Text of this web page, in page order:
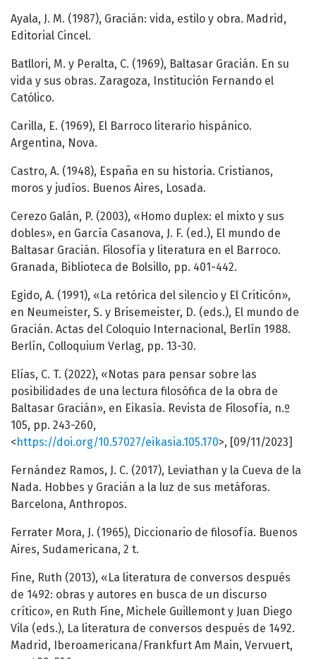
Ayala, J. M. (1987), Gracián: vida, estilo y obra. Madrid,
Editorial Cincel.
Batllori, M. y Peralta, C. (1969), Baltasar Gracián. En su
vida y sus obras. Zaragoza, Institución Fernando el
Católico.
Carilla, E. (1969), El Barroco literario hispánico.
Argentina, Nova.
Castro, A. (1948), España en su historia. Cristianos,
moros y judíos. Buenos Aires, Losada.
Cerezo Galán, P. (2003), «Homo duplex: el mixto y sus
dobles», en García Casanova, J. F. (ed.), El mundo de
Baltasar Gracián. Filosofía y literatura en el Barroco.
Granada, Biblioteca de Bolsillo, pp. 401-442.
Egido, A. (1991), «La retórica del silencio y El Criticón»,
en Neumeister, S. y Brisemeister, D. (eds.), El mundo de
Gracián. Actas del Coloquio Internacional, Berlín 1988.
Berlín, Colloquium Verlag, pp. 13-30.
Elías, C. T. (2022), «Notas para pensar sobre las
posibilidades de una lectura filosófica de la obra de
Baltasar Gracián», en Eikasía. Revista de Filosofía, n.º
105, pp. 243-260,
<https://doi.org/10.57027/eikasia.105.170>, [09/11/2023]
Fernández Ramos, J. C. (2017), Leviathan y la Cueva de la
Nada. Hobbes y Gracián a la luz de sus metáforas.
Barcelona, Anthropos.
Ferrater Mora, J. (1965), Diccionario de filosofía. Buenos
Aires, Sudamericana, 2 t.
Fine, Ruth (2013), «La literatura de conversos después
de 1492: obras y autores en busca de un discurso
crítico», en Ruth Fine, Michele Guillemont y Juan Diego
Vila (eds.), La literatura de conversos después de 1492.
Madrid, Iberoamericana/Frankfurt Am Main, Vervuert,